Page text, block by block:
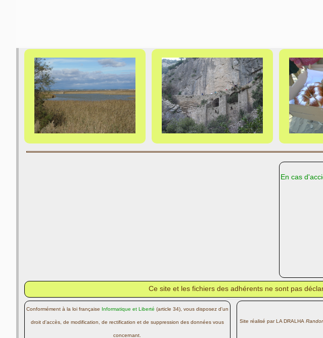
En cas
Ce site et les fichiers des adhérents ne sont pas
Conformément à la loi française Informatique et Liberté (article 34), vous disposez d'un
droit d'accès, de modification, de rectification et de suppression des données vous
concernant.
Site réalisé par LA DRALHA